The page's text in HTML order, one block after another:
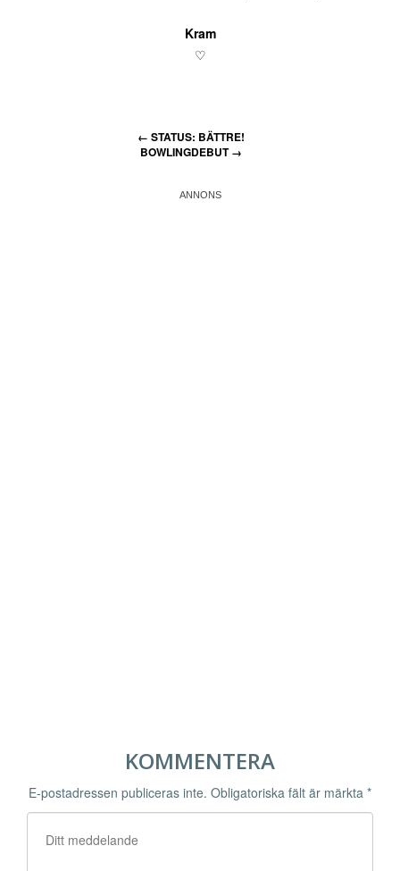
Kram
♡
← STATUS: BÄTTRE!
BOWLINGDEBUT→
KOMMENTERA
E-postadressen publiceras inte. Obligatoriska fält är märkta *